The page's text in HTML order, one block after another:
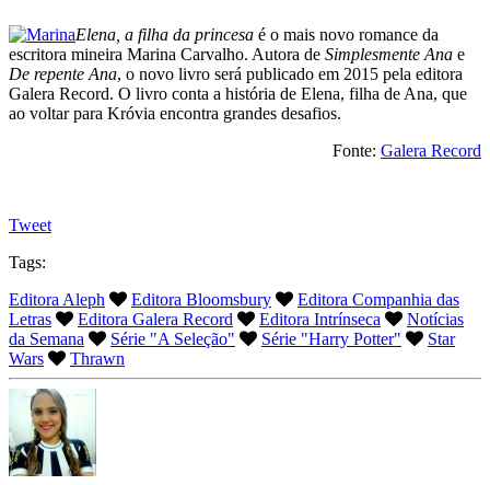
Elena, a filha da princesa é o mais novo romance da
escritora mineira Marina Carvalho. Autora de Simplesmente Ana e
De repente Ana, o novo livro será publicado em 2015 pela editora
Galera Record. O livro conta a história de Elena, filha de Ana, que
ao voltar para Króvia encontra grandes desafios.
Fonte: Galera Record
Tweet
Tags:
Editora Aleph
Editora Bloomsbury
Editora Companhia das
Letras
Editora Galera Record Editora Intrínseca
Notícias
da Semana
Série "A Seleção" Série "Harry Potter"
Star
Wars
Thrawn